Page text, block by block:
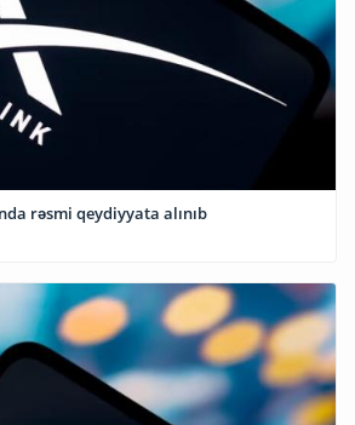
rəsmi qeydiyyata alınıb